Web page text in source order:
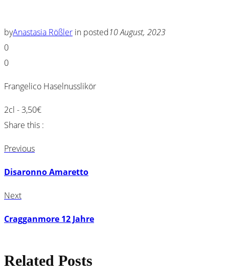
byAnastasia Rößler in posted 10 August, 2023
0
0
Frangelico Haselnusslikör
2cl - 3,50€
Share this :
Previous
Disaronno Amaretto
Next
Cragganmore 12 Jahre
Related Posts